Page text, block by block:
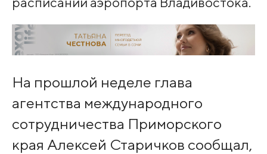
На прошлой неделе глава
агентства международного
сотрудничества Приморского
края Алексей Старичков сообщал,